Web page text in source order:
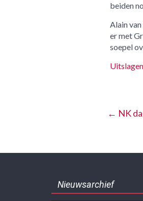
beiden
Alain
er met
soepel
← NK
Nieuwsarchief